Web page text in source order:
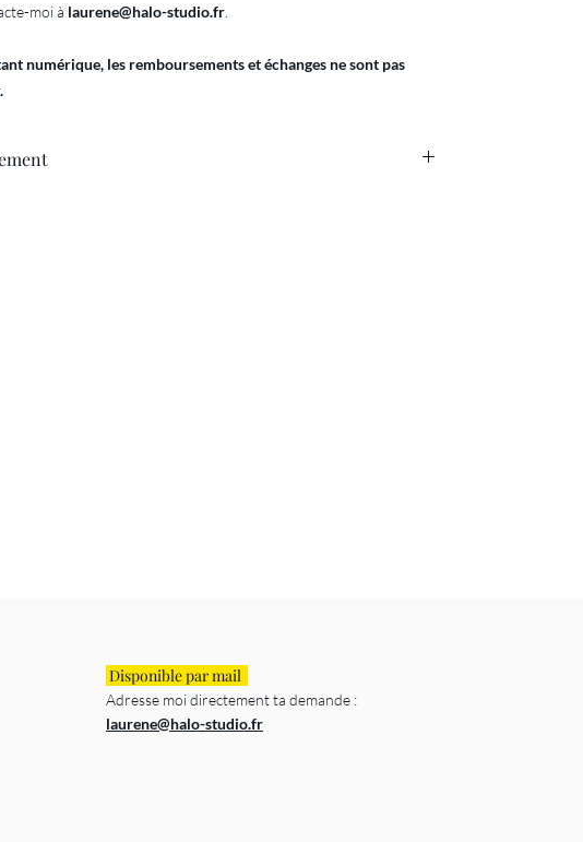
moi à laurene@halo-studio.fr
numérique, les remboursements et échanges ne sont pas
Disponible par mail
Adresse moi directement ta demande :
laurene@halo-studio.fr